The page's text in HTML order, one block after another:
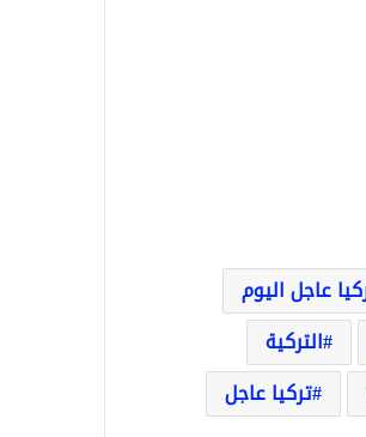
عاجل اليوم
التركية
تركيا عاجل